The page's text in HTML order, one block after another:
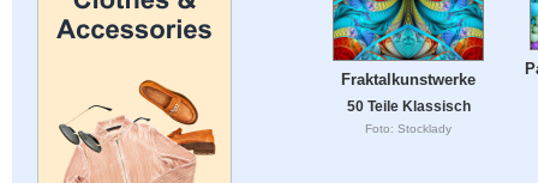
Fraktalkunstwerke
50 Teile Klassisch
Foto: Stocklady